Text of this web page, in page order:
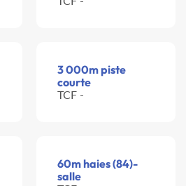
3 000m piste
courte
TCF -
60m haies (84)-
salle